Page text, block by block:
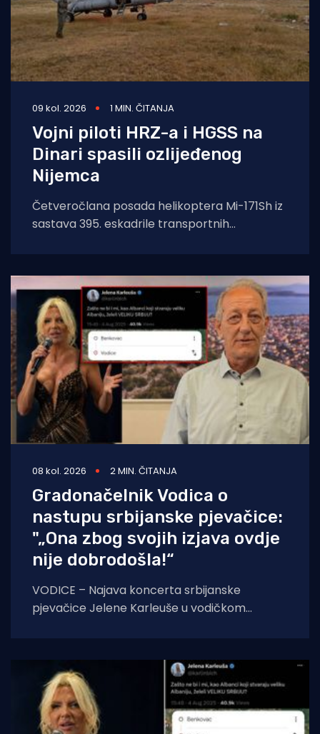
09 kol. 2026 1 MIN. ČITANJA
Vojni piloti HRZ-a i HGSS na
Dinari spasili ozlijeđenog
Nijemca
Četveročlana posada helikoptera Mi-171Sh iz
sastava 395. eskadrile transportnih
08 kol. 2026 2 MIN. ČITANJA
Gradonačelnik Vodica o
nastupu srbijanske pjevačice:
"„Ona zbog svojih izjava ovdje
nije dobrodošla!“
VODICE – Najava koncerta srbijanske
pjevačice Jelene Karleuše u vodičkom